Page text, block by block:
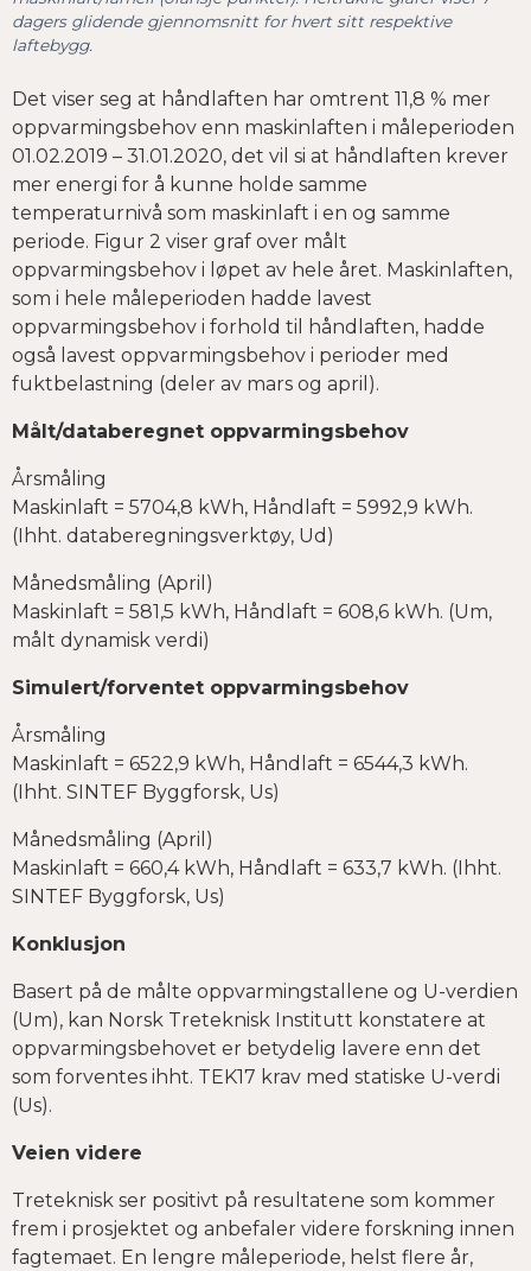
dagers glidende gjennomsnitt for hvert sitt respektive
laftebygg.
Det viser seg at håndlaften har omtrent 11,8 % mer
oppvarmingsbehov enn maskinlaften i måleperioden
01.02.2019 – 31.01.2020, det vil si at håndlaften krever
mer energi for å kunne holde samme
temperaturnivå som maskinlaft i en og samme
periode. Figur 2 viser graf over målt
oppvarmingsbehov i løpet av hele året. Maskinlaften,
som i hele måleperioden hadde lavest
oppvarmingsbehov i forhold til håndlaften, hadde
også lavest oppvarmingsbehov i perioder med
fuktbelastning (deler av mars og april).
Målt/databeregnet oppvarmingsbehov
Årsmåling
Maskinlaft = 5704,8 kWh, Håndlaft = 5992,9 kWh.
(Ihht. databeregningsverktøy, Ud)
Månedsmåling (April)
Maskinlaft = 581,5 kWh, Håndlaft = 608,6 kWh. (Um,
målt dynamisk verdi)
Simulert/forventet oppvarmingsbehov
Årsmåling
Maskinlaft = 6522,9 kWh, Håndlaft = 6544,3 kWh.
(Ihht. SINTEF Byggforsk, Us)
Månedsmåling (April)
Maskinlaft = 660,4 kWh, Håndlaft = 633,7 kWh. (Ihht.
SINTEF Byggforsk, Us)
Konklusjon
Basert på de målte oppvarmingstallene og U-verdien
(Um), kan Norsk Treteknisk Institutt konstatere at
oppvarmingsbehovet er betydelig lavere enn det
som forventes ihht. TEK17 krav med statiske U-verdi
(Us).
Veien videre
Treteknisk ser positivt på resultatene som kommer
frem i prosjektet og anbefaler videre forskning innen
fagtemaet. En lengre måleperiode, helst flere år,